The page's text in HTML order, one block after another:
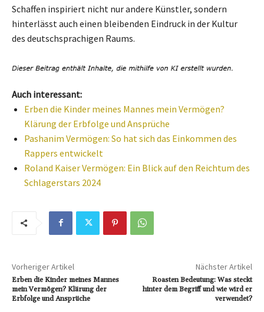
Schaffen inspiriert nicht nur andere Künstler, sondern
hinterlässt auch einen bleibenden Eindruck in der Kultur
des deutschsprachigen Raums.
Auch interessant:
Erben die Kinder meines Mannes mein Vermögen?
Klärung der Erbfolge und Ansprüche
Pashanim Vermögen: So hat sich das Einkommen des
Rappers entwickelt
Roland Kaiser Vermögen: Ein Blick auf den Reichtum des
Schlagerstars 2024
Vorheriger Artikel
Erben die Kinder meines Mannes
mein Vermögen? Klärung der
Erbfolge und Ansprüche
Nächster Artikel
Roasten Bedeutung: Was steckt
hinter dem Begriff und wie wird er
verwendet?